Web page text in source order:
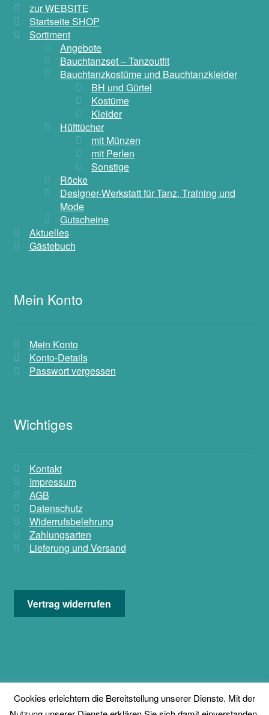
zur WEBSITE
Startseite SHOP
Sortiment
Angebote
Bauchtanzset – Tanzoutfit
Bauchtanzkostüme und Bauchtanzkleider
BH und Gürtel
Kostüme
Kleider
Hüfttücher
mit Münzen
mit Perlen
Sonstige
Röcke
Designer-Werkstatt für Tanz, Training und
Mode
Gutscheine
Aktuelles
Gästebuch
Mein Konto
Mein Konto
Konto-Details
Passwort vergessen
Wichtiges
Kontakt
Impressum
AGB
Datenschutz
Widerrufsbelehrung
Zahlungsarten
Lieferung und Versand
Vertrag widerrufen
© KADISHA * Exclusive Bauchtanzmode 2026
Cookies erleichtern die Bereitstellung unserer Dienste. Mit der